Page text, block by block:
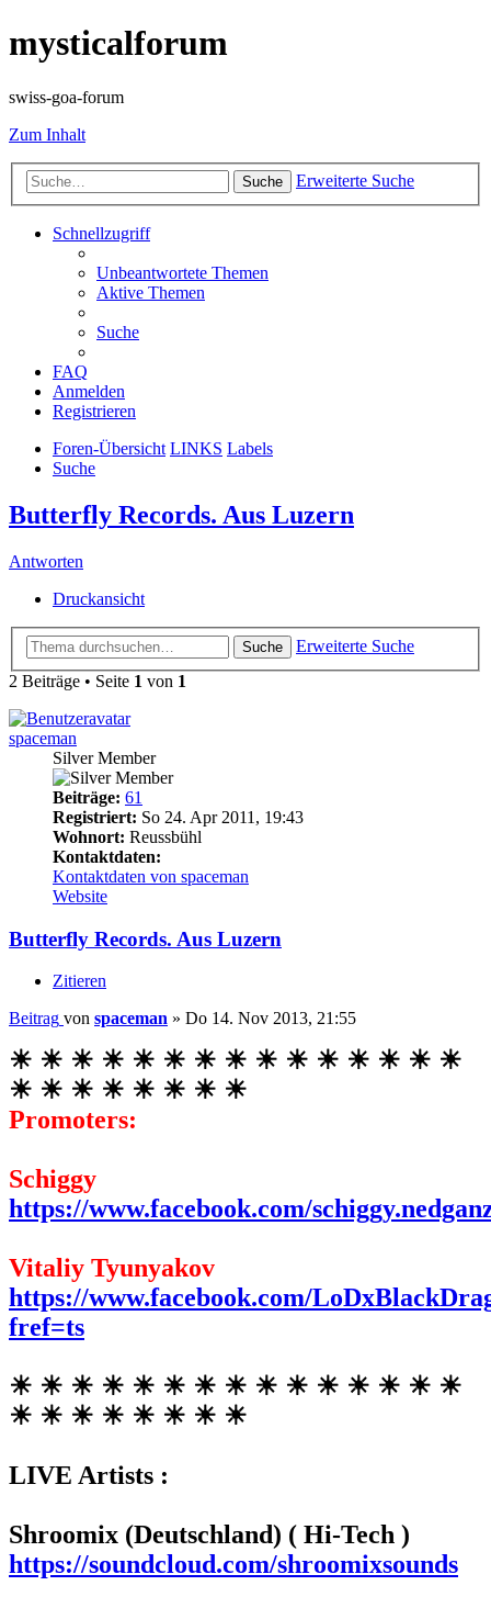
mysticalforum
swiss-goa-forum
Zum Inhalt
Suche Erweiterte Suche
Schnellzugriff
Unbeantwortete Themen
Aktive Themen
Suche
FAQ
Anmelden
Registrieren
Foren-Übersicht LINKS Labels
Suche
Butterfly Records. Aus Luzern
Antworten
Druckansicht
Suche
Erweiterte Suche
2 Beiträge • Seite 1 von 1
spaceman
Silver Member
Beiträge: 61
Registriert: So 24. Apr 2011, 19:43
Wohnort: Reussbühl
Kontaktdaten:
Kontaktdaten von spaceman
Website
Butterfly Records. Aus Luzern
Zitieren
Beitrag von spaceman » Do 14. Nov 2013, 21:55
☀ ☀ ☀ ☀ ☀ ☀ ☀ ☀ ☀ ☀ ☀ ☀ ☀ ☀ ☀
☀ ☀ ☀ ☀ ☀ ☀ ☀ ☀
Promoters:
Schiggy
https://www.facebook.com/
Vitaliy Tyunyakov
https://www.facebook.com/
fref=ts
☀ ☀ ☀ ☀ ☀ ☀ ☀ ☀ ☀ ☀ ☀ ☀ ☀ ☀ ☀
☀ ☀ ☀ ☀ ☀ ☀ ☀ ☀
LIVE Artists :
Shroomix (Deutschland) ( Hi-Tech )
https://soundcloud.com/shroomixsounds